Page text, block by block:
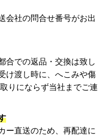
会社の問合せ番号がお出
合での返品・交換は致し
け渡し時に、へこみや傷
りにならず当社までご連
ー直送のため、再配達に